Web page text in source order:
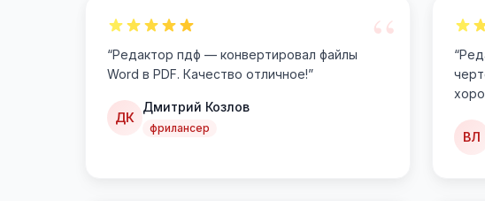
“
“Редактор пдф — конвертировал файлы
Word в PDF. Качество отличное!”
ДК
Дмитрий Козлов
фрилансер
“
ВЛ